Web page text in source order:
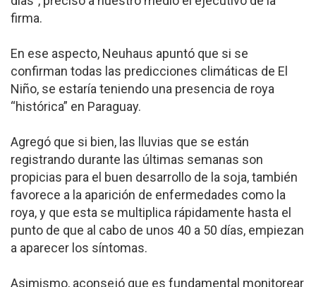
firma.
En ese aspecto, Neuhaus apuntó que si se
confirman todas las predicciones climáticas de El
Niño, se estaría teniendo una presencia de roya
“histórica” en Paraguay.
Agregó que si bien, las lluvias que se están
registrando durante las últimas semanas son
propicias para el buen desarrollo de la soja, también
favorece a la aparición de enfermedades como la
roya, y que esta se multiplica rápidamente hasta el
punto de que al cabo de unos 40 a 50 días, empiezan
a aparecer los síntomas.
Asimismo, aconsejó que es fundamental monitorear